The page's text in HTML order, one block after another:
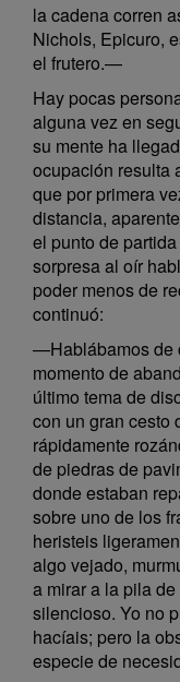
la cadena corren
Nichols, Epicuro,
el frutero.—
Hay pocas
alguna vez en
su mente ha
ocupación resulta
que por primera
distancia,
el punto de
sorpresa al oír
poder menos de
continuó:
—Hablábamos de
momento de
último tema de
con un gran cesto
rápidamente
de piedras de
donde estaban
sobre uno de los
heristeis
algo vejado,
a mirar a la pila
silencioso. Yo no
hacíais; pero la
especie de